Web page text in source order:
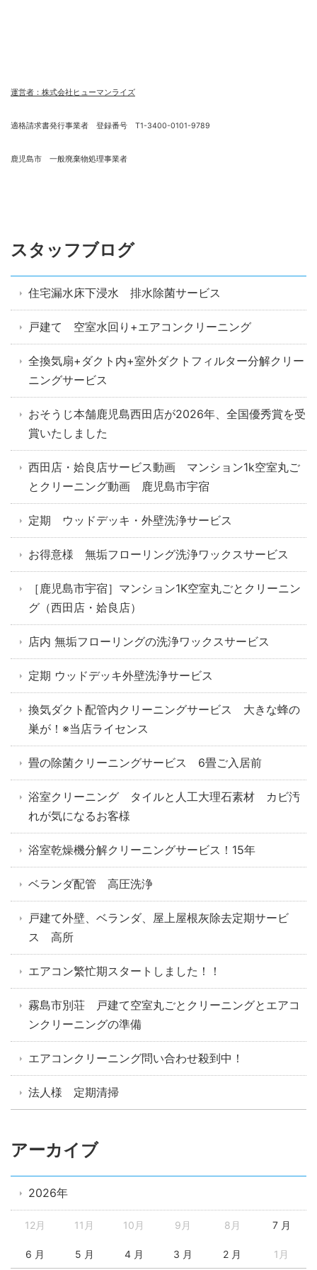
運営者：株式会社ヒューマンライズ
適格請求書発行事業者 登録番号 T1-3400-0101-9789
鹿児島市 一般廃棄物処理事業者
スタッフブログ
住宅漏水床下浸水 排水除菌サービス
戸建て 空室水回り+エアコンクリーニング
全換気扇+ダクト内+室外ダクトフィルター分解クリー
ニングサービス
おそうじ本舗鹿児島西田店が2026年、全国優秀賞を受
賞いたしました
西田店・姶良店サービス動画 マンション1k空室丸ご
とクリーニング動画 鹿児島市宇宿
定期 ウッドデッキ・外壁洗浄サービス
お得意様 無垢フローリング洗浄ワックスサービス
［鹿児島市宇宿］マンション1K空室丸ごとクリーニン
グ（西田店・姶良店）
店内 無垢フローリングの洗浄ワックスサービス
定期 ウッドデッキ外壁洗浄サービス
換気ダクト配管内クリーニングサービス 大きな蜂の
巣が！※当店ライセンス
畳の除菌クリーニングサービス 6畳ご入居前
浴室クリーニング タイルと人工大理石素材 カビ汚
れが気になるお客様
浴室乾燥機分解クリーニングサービス！15年
ベランダ配管 高圧洗浄
戸建て外壁、ベランダ、屋上屋根灰除去定期サービ
ス 高所
エアコン繁忙期スタートしました！！
霧島市別荘 戸建て空室丸ごとクリーニングとエアコ
ンクリーニングの準備
エアコンクリーニング問い合わせ殺到中！
法人様 定期清掃
アーカイブ
2026年
12月 11月 10月 9月 8月 7 月
6 月 5 月 4 月 3 月 2 月 1月